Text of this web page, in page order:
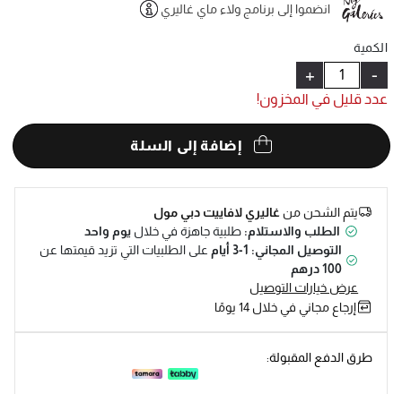
انضموا إلى برنامج ولاء ماي غاليري
الكمية
-
+
عدد قليل في المخزون!
إضافة إلى السلة
يتم الشحن منغاليري لافاييت دبي مول
الطلب والاستلام: طلبية جاهزة في خلال يوم واحد
التوصيل المجاني: 1-3 أيام
على الطلبيات التي تزيد قيمتها عن
100 درهم
عرض خيارات التوصيل
إرجاع مجاني في خلال 14 يومًا
طرق الدفع المقبولة: